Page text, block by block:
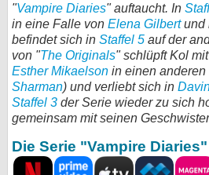
"Vampire Diaries" auftaucht. In
in eine Falle von Elena Gilbertund
befindet sich in Staffel 5 auf der
von "The Originals" schlüpft Kol
Esther Mikaelson in einen anderen
Sharman) und verliebt sich in
Staffel 3 der Serie wieder zu sich
gemeinsam mit seinen
Die Serie "Vampire
Specials
SERVICE
Forum
bei